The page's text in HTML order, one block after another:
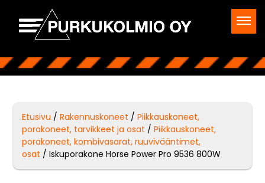
Etusivu /Rakennuskoneet /Piikkauskoneet,
porakoneet, tarvikkeet ja osat /Piikkauskoneet,
porakoneet, kombivasarat, ruuvivääntimet,
osat / Iskuporakone Horse Power Pro 9536 800W